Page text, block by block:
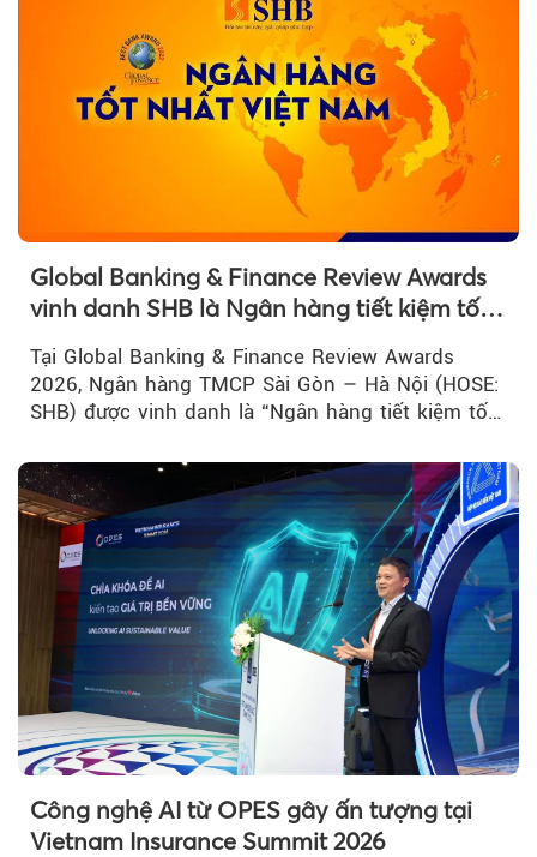
Global Banking & Finance Review Awards
vinh danh SHB là Ngân hàng tiết kiệm tốt
Tại Global Banking & Finance Review Awards
2026, Ngân hàng TMCP Sài Gòn – Hà Nội (HOSE:
SHB) được vinh danh là “Ngân hàng tiết kiệm tốt
Công nghệ AI từ OPES gây ấn tượng tại
Vietnam Insurance Summit 2026